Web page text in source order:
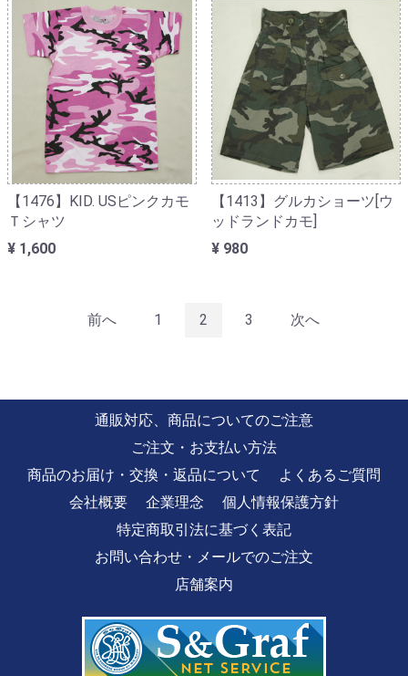
【1476】KID. USピンクカモ
Ｔシャツ
¥ 1,600
【1413】グルカショーツ[ウ
ッドランドカモ]
¥ 980
前へ 1 2 3 次へ
通販対応、商品についてのご注意
ご注文・お支払い方法
商品のお届け・交換・返品について
よくあるご質問
会社概要
企業理念
個人情報保護方針
特定商取引法に基づく表記
お問い合わせ・メールでのご注文
店舗案内